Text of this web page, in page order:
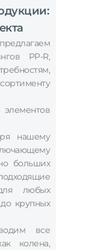
PP-R,
нашему
больших
любых
крупных
все
колена,